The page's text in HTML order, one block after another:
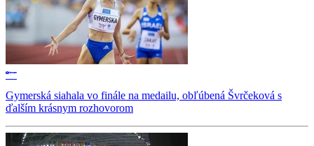
Gymerská siahala vo finále na medailu, obľúbená Švrčeková s
ďalším krásnym rozhovorom